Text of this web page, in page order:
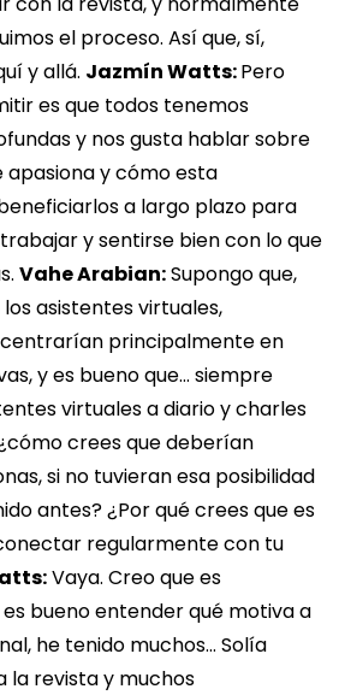
el proceso. Así que, sí,
y allá. Jazmín Watts:Pero
es que todos tenemos
y nos gusta hablar sobre
apasiona y cómo esta
a largo plazo para
y sentirse bien con lo que
Vahe Arabian:Supongo que,
asistentes virtuales,
principalmente en
y es bueno que... siempre
virtuales a diario y charles
crees que deberían
si no tuvieran esa posibilidad
antes? ¿Por qué crees que es
regularmente con tu
Vaya. Creo que es
bueno entender qué motiva a
he tenido muchos... Solía
la revista y muchos